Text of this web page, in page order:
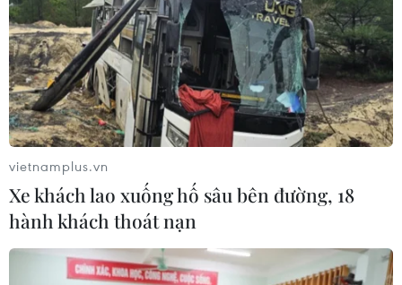
vietnamplus.vn
Xe khách lao xuống hố sâu bên đường, 18
hành khách thoát nạn